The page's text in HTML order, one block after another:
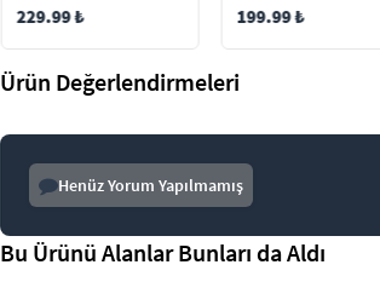
229.99 ₺ 199.99 ₺
Ürün Değerlendirmeleri
Henüz Yorum Yapılmamış
Bu Ürünü Alanlar Bunları da Aldı